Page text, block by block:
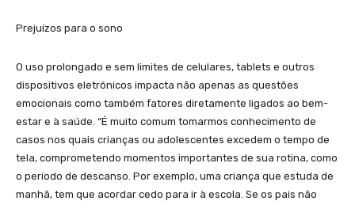
Prejuízos para o sono
O uso prolongado e sem limites de celulares, tablets e outros
dispositivos eletrônicos impacta não apenas as questões
emocionais como também fatores diretamente ligados ao bem-
estar e à saúde. “É muito comum tomarmos conhecimento de
casos nos quais crianças ou adolescentes excedem o tempo de
tela, comprometendo momentos importantes de sua rotina, como
o período de descanso. Por exemplo, uma criança que estuda de
manhã, tem que acordar cedo para ir à escola. Se os pais não